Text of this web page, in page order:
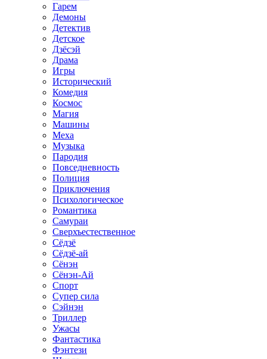
Гарем
Демоны
Детектив
Детское
Дзёсэй
Драма
Игры
Исторический
Комедия
Космос
Магия
Машины
Меха
Музыка
Пародия
Повседневность
Полиция
Приключения
Психологическое
Романтика
Самураи
Сверхъестественное
Сёдзё
Сёдзё-ай
Сёнэн
Сёнэн-Ай
Спорт
Супер сила
Сэйнэн
Триллер
Ужасы
Фантастика
Фэнтези